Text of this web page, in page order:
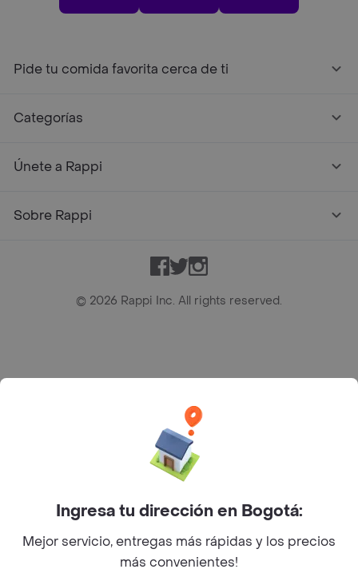
Pide tu comida favorita cerca de ti
Categorías
Únete a Rappi
Sobre Rappi
Facebook
TwitterInstagram
© 2026 Rappi Inc. All rights reserved.
Bogotá D.C. --- notificacionesrappi@rappi.com
Ingresa tu dirección en Bogotá:
Mejor servicio, entregas más rápidas y los precios
más convenientes!